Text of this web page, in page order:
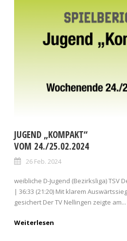
JUGEND „KOMPAKT“
VOM 24./25.02.2024
26 Feb. 2024
weibliche D-Jugend (Bezirksliga) TSV
| 36:33 (21:20) Mit klarem
gesichert Der TV Nellingen zeigte am...
Weiterlesen